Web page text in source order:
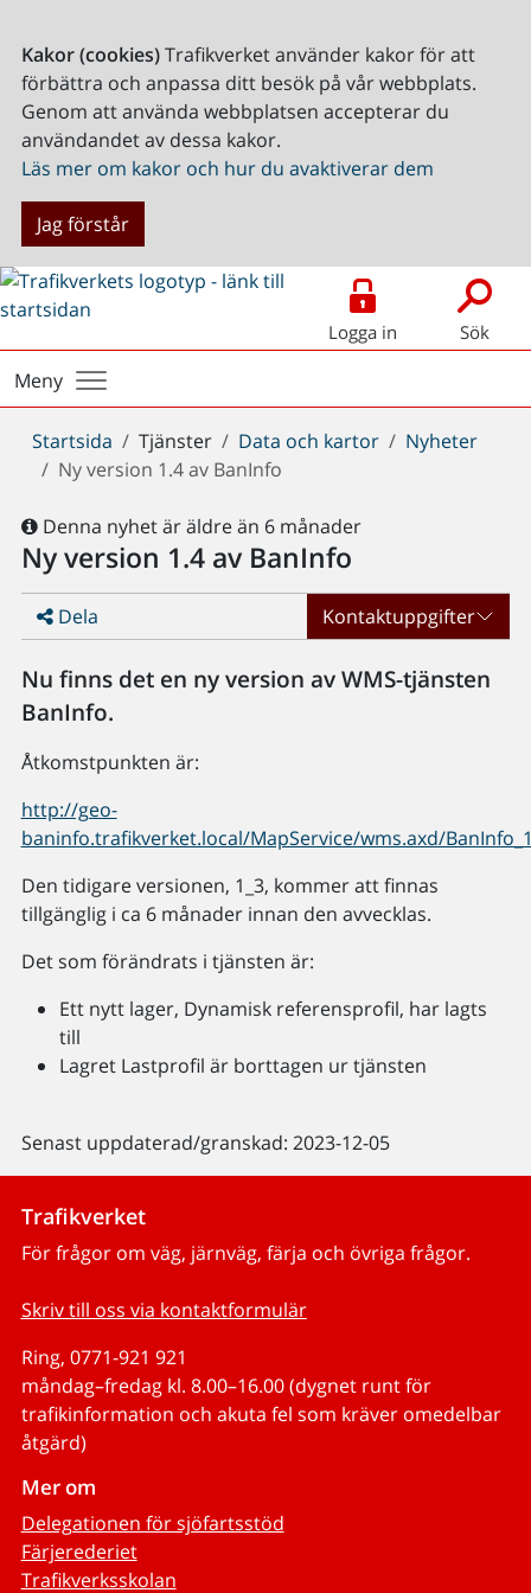
Kakor (cookies)Trafikverket använder kakor för att
förbättra och anpassa ditt besök på vår webbplats.
Genom att använda webbplatsen accepterar du
användandet av dessa kakor.
Läs mer om kakor och hur du avaktiverar dem
Jag förstår
Logga in Sök
Meny
Du
är
Startsida Tjänster Data och kartor
Nyheter
Ny version 1.4 av BanInfo
Denna nyhet är äldre än 6 månader
Ny version 1.4 av BanInfo
Dela Kontaktuppgifter
Nu finns det en ny version av WMS-tjänsten
BanInfo.
Åtkomstpunkten är:
http://geo-
baninfo.trafikverket.local/MapService/wms.axd/
Den tidigare versionen, 1_3, kommer att finnas
tillgänglig i ca 6 månader innan den avvecklas.
Det som förändrats i tjänsten är:
Ett nytt lager, Dynamisk referensprofil, har lagts
till
Lagret Lastprofil är borttagen ur tjänsten
Senast uppdaterad/granskad: 2023-12-05
Trafikverket
För frågor om väg, järnväg, färja och övriga frågor.
Skriv till oss via kontaktformulär
Ring, 0771-921 921
måndag–fredag kl. 8.00–16.00 (dygnet runt för
trafikinformation och akuta fel som kräver omedelbar
åtgärd)
Mer om
Delegationen för sjöfartsstöd
Färjerederiet
Trafikverksskolan